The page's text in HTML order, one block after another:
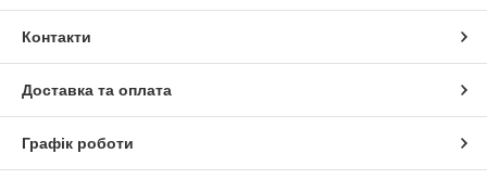
Контакти
Доставка та оплата
Графік роботи